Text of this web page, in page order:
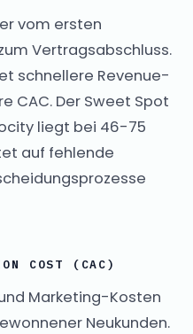
vom ersten
Vertragsabschluss.
schnellere Revenue-
CAC. Der Sweet Spot
liegt bei 46-75
auf fehlende
COST (CAC)
Marketing-Kosten
Neukunden.